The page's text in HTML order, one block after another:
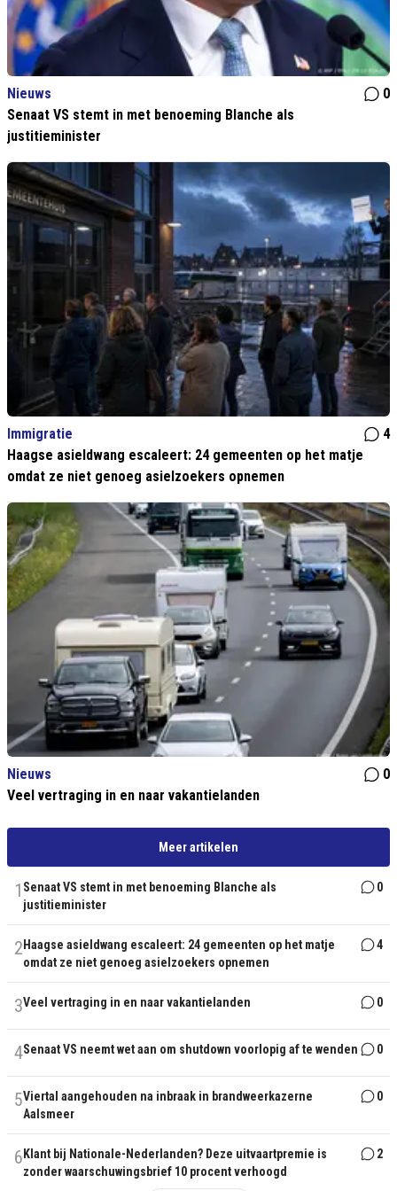
Nieuws
0
Senaat VS stemt in met benoeming Blanche als
justitieminister
Immigratie
4
Haagse asieldwang escaleert: 24 gemeenten op het matje
omdat ze niet genoeg asielzoekers opnemen
Nieuws
0
Veel vertraging in en naar vakantielanden
Meer artikelen
1 Senaat VS stemt in met benoeming Blanche als
justitieminister
0
2 Haagse asieldwang escaleert: 24 gemeenten op het matje
omdat ze niet genoeg asielzoekers opnemen
4
3Veel vertraging in en naar vakantielanden 0
4Senaat VS neemt wet aan om shutdown voorlopig af te wenden 0
5Viertal aangehouden na inbraak in brandweerkazerne
Aalsmeer
0
6 Klant bij Nationale-Nederlanden? Deze uitvaartpremie is
zonder waarschuwingsbrief 10 procent verhoogd
2